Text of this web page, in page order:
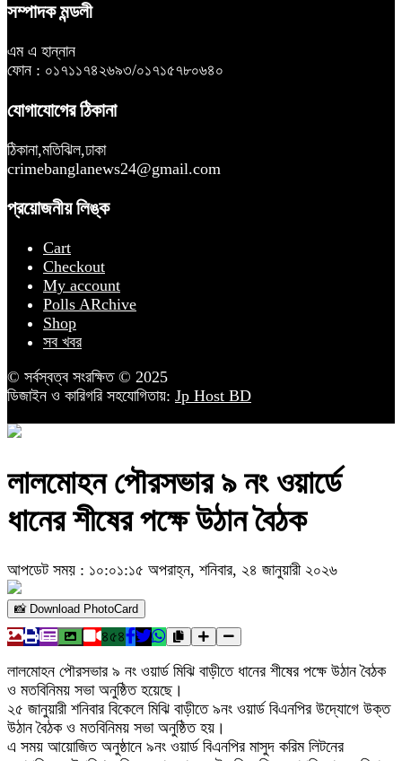
সম্পাদক মন্ডলী
এম এ হান্নান
ফোন : ০১৭১১৭৪২৬৯৩/০১৭১৫৭৮০৬৪০
যোগাযোগের ঠিকানা
ঠিকানা,মতিঝিল,ঢাকা
crimebanglanews24@gmail.com
প্রয়োজনীয় লিঙ্ক
Cart
Checkout
My account
Polls ARchive
Shop
সব খবর
© সর্বস্বত্ব সংরক্ষিত © 2025
ডিজাইন ও কারিগরি সহযোগিতায়: Jp Host BD
লালমোহন পৌরসভার ৯ নং ওয়ার্ডে
ধানের শীষের পক্ষে উঠান বৈঠক
আপডেট সময় : ১০:০১:১৫ অপরাহ্ন, শনিবার, ২৪ জানুয়ারী ২০২৬
📸 Download PhotoCard
৪৫৪
লালমোহন পৌরসভার ৯ নং ওয়ার্ড মিঝি বাড়ীতে ধানের শীষের পক্ষে উঠান বৈঠক
ও মতবিনিময় সভা অনুষ্ঠিত হয়েছে।
২৫ জানুয়ারী শনিবার বিকেলে মিঝি বাড়ীতে ৯নং ওয়ার্ড বিএনপির উদ্যোগে উক্ত
উঠান বৈঠক ও মতবিনিময় সভা অনুষ্ঠিত হয়।
এ সময় আয়োজিত অনুষ্ঠানে ৯নং ওয়ার্ড বিএনপির মাসুদ করিম লিটনের